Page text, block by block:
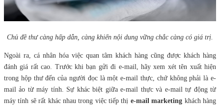
Chủ đề thư càng hấp dẫn, càng khiến nội dung vững chắc càng có giá trị.
Ngoài ra, cá nhân hóa việc quan tâm khách hàng cũng được khách hàng
đánh giá rất cao. Trước khi bạn gửi đi e-mail, hãy xem xét tên xuất hiện
trong hộp thư đến của người đọc là một e-mail thực, chứ không phải là e-
mail ảo từ máy tính. Sự khác biệt giữa e-mail thực và e-mail tự động từ
máy tính sẽ rất khác nhau trong việc tiếp thị e-mail marketing khách hàng